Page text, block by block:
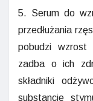
5. Serum do
przedłużania
pobudzi wzrost
zadba o ich
składniki
substancje